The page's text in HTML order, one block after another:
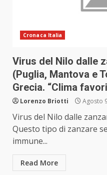
Cronaca Italia
Virus del Nilo dalle
(Puglia, Mantova e
Grecia. “Clima
Lorenzo Briotti Agosto
Virus del Nilo dalle
Questo tipo di zanzare
immune...
Read More